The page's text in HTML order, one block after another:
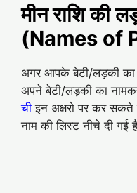
मीन राशि की
(Names of
अगर आपके बेटी/लड़की का
अपने बेटी/लड़की का
ची इन अक्षरो पर कर
नाम की लिस्ट नीचे दी गई